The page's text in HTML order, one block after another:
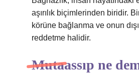
aşırılık biçimlerinden biridir.
körüne bağlanma ve onun
reddetme halidir.
Mutaassıp ne